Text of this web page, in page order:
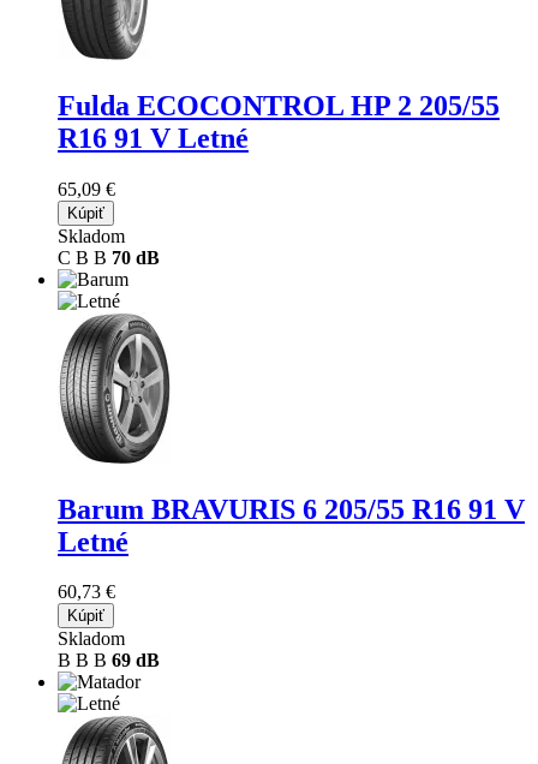
Fulda ECOCONTROL HP 2 205/55
R16 91 V Letné
65,09 €
Kúpiť
Skladom
C B B 70 dB
Barum BRAVURIS 6 205/55 R16 91 V
Letné
60,73 €
Kúpiť
Skladom
B B B 69 dB